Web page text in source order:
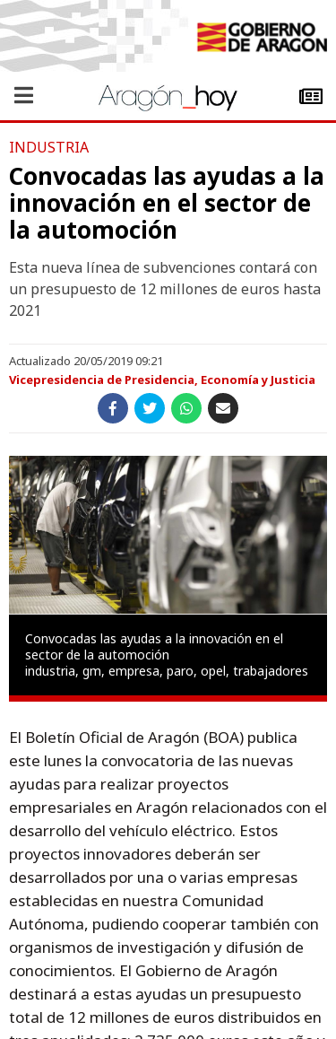
INDUSTRIA
Convocadas las ayudas a la
innovación en el sector de
la automoción
Esta nueva línea de subvenciones contará con
un presupuesto de 12 millones de euros hasta
2021
Actualizado 20/05/2019 09:21
Vicepresidencia de Presidencia, Economía y Justicia
Convocadas las ayudas a la innovación en el
sector de la automoción
industria, gm, empresa, paro, opel, trabajadores
El Boletín Oficial de Aragón (BOA) publica
este lunes la convocatoria de las nuevas
ayudas para realizar proyectos
empresariales en Aragón relacionados con el
desarrollo del vehículo eléctrico. Estos
proyectos innovadores deberán ser
desarrollados por una o varias empresas
establecidas en nuestra Comunidad
Autónoma, pudiendo cooperar también con
organismos de investigación y difusión de
conocimientos. El Gobierno de Aragón
destinará a estas ayudas un presupuesto
total de 12 millones de euros distribuidos en